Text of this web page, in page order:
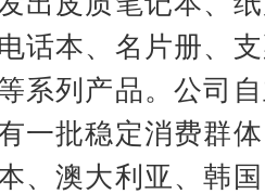
话本、名片册、
系列产品。公司
一批稳定消费群体
、澳大利亚、韩国